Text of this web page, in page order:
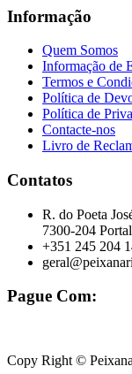
Informação
Quem Somos
Informação de
Termos e
Política de
Política de
Contacte-nos
Livro de
Contatos
R. do Poeta
7300-204
+351 245 204
Pague Com:
Copy Right ©